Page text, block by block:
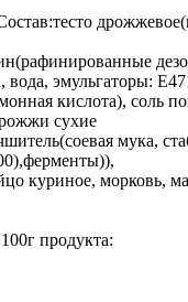
вода, эмульгаторы:
кислота), соль
сухие
мука,
куриное, морковь,
продукта: